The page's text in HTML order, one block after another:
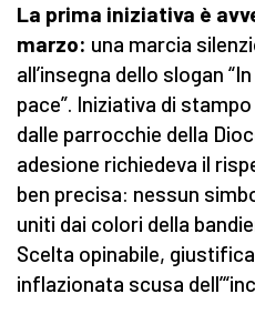
La prima iniziativa è
marzo: una marcia
all’insegna dello slogan
pace”. Iniziativa di
dalle parrocchie della
adesione richiedeva il
ben precisa: nessun
uniti dai colori della
Scelta opinabile,
inflazionata scusa